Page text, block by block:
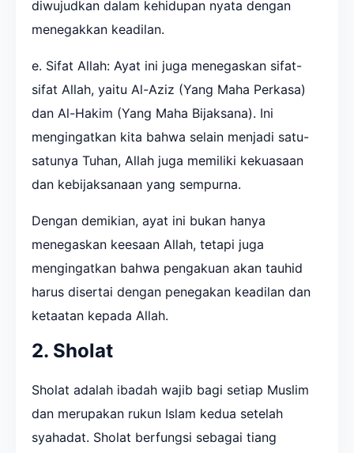
diwujudkan dalam kehidupan nyata dengan
menegakkan keadilan.
e. Sifat Allah: Ayat ini juga menegaskan sifat-
sifat Allah, yaitu Al-Aziz (Yang Maha Perkasa)
dan Al-Hakim (Yang Maha Bijaksana). Ini
mengingatkan kita bahwa selain menjadi satu-
satunya Tuhan, Allah juga memiliki kekuasaan
dan kebijaksanaan yang sempurna.
Dengan demikian, ayat ini bukan hanya
menegaskan keesaan Allah, tetapi juga
mengingatkan bahwa pengakuan akan tauhid
harus disertai dengan penegakan keadilan dan
ketaatan kepada Allah.
2. Sholat
Sholat adalah ibadah wajib bagi setiap Muslim
dan merupakan rukun Islam kedua setelah
syahadat. Sholat berfungsi sebagai tiang